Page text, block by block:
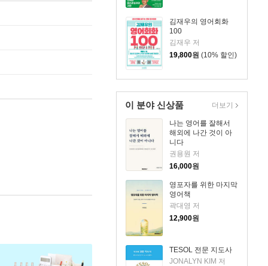
김재우의 영어회화
100
김재우 저
19,800원 (10% 할인)
이 분야 신상품
나는 영어를 잘해서
해외에 나간 것이 아
니다
권용원 저
16,000원
영포자를 위한 마지막
영어책
곽대영 저
12,900원
TESOL 전문 지도사
JONALYN KIM 저
더보기